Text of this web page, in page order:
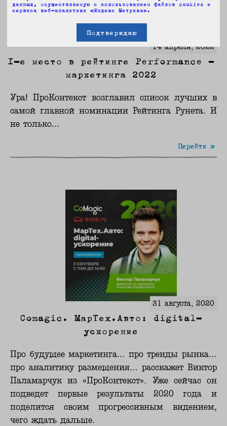
14 апреля, 2022
1-е место в рейтинге Performance -
маркетинга 2022
Ура! ПроКонтекст возглавил список лучших в
самой главной номинации Рейтинга Рунета. И
не только...
Перейти »
31 августа, 2020
Comagic. МарТех.Авто: digital-
ускорение
Про будущее маркетинга... про тренды рынка…
про аналитику размещения… расскажет Виктор
Паламарчук из «ПроКонтекст». Уже сейчас он
подведет первые результаты 2020 года и
поделится своим прогрессивным видением,
чего ждать дальше.
данных, осуществляемую с использованием файлов cookies и
сервиса веб-аналитики «Яндекс Метрика».
Подтверждаю